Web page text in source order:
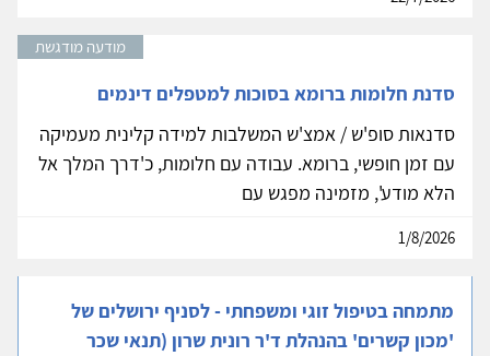
מודעה מודגשת
סדנת חלומות ברומא בסוכות למטפלים דינמים
סדנאות סופ'ש / אמצ'ש המשלבות למידה קלינית מעמיקה
עם זמן חופשי, ברומא. עבודה עם חלומות, כ'דרך המלך אל
הלא מודע', מזמינה מפגש עם
1/8/2026
מתמחה בטיפול זוגי ומשפחתי - לסניף ירושלים של
'מכון קשרים' בהנהלת ד'ר רונית שרון (תנאי שכר